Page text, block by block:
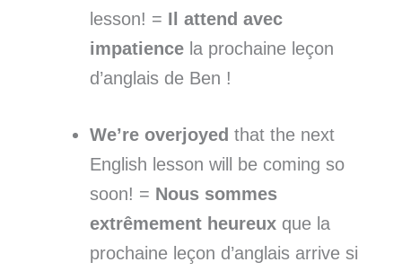
lesson! = Il attend avec
impatience la prochaine leçon
d’anglais de Ben !
We’re overjoyed that the next
English lesson will be coming so
soon! = Nous sommes
extrêmement heureux que la
prochaine leçon d’anglais arrive si